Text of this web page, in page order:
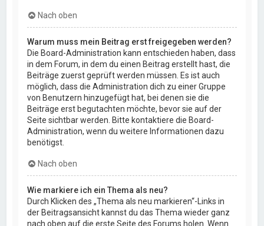
Nach oben
Warum muss mein Beitrag erst freigegeben werden?
Die Board-Administration kann entschieden haben, dass
in dem Forum, in dem du einen Beitrag erstellt hast, die
Beiträge zuerst geprüft werden müssen. Es ist auch
möglich, dass die Administration dich zu einer Gruppe
von Benutzern hinzugefügt hat, bei denen sie die
Beiträge erst begutachten möchte, bevor sie auf der
Seite sichtbar werden. Bitte kontaktiere die Board-
Administration, wenn du weitere Informationen dazu
benötigst.
Nach oben
Wie markiere ich ein Thema als neu?
Durch Klicken des „Thema als neu markieren“-Links in
der Beitragsansicht kannst du das Thema wieder ganz
nach oben auf die erste Seite des Forums holen. Wenn